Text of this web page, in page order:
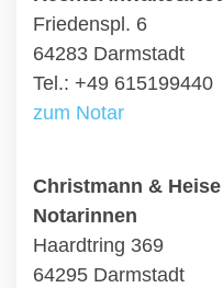
Friedenspl. 6
64283 Darmstadt
Tel.: +49 615199440
zum Notar
Christmann &
Notarinnen
Haardtring 369
64295 Darmstadt